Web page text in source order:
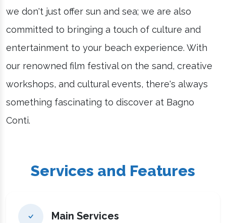
we don't just offer sun and sea; we are also
committed to bringing a touch of culture and
entertainment to your beach experience. With
our renowned film festival on the sand, creative
workshops, and cultural events, there's always
something fascinating to discover at Bagno
Conti.
Services and Features
Main Services